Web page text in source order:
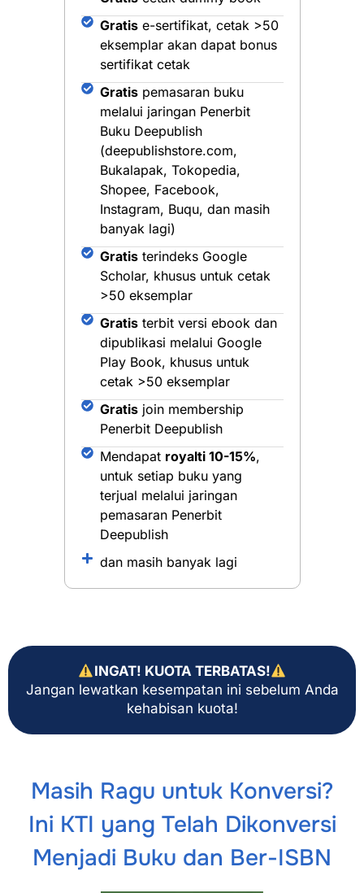
Gratis e-sertifikat, cetak >50
eksemplar akan dapat bonus
sertifikat cetak
Gratis pemasaran buku
melalui jaringan Penerbit
Buku Deepublish
(deepublishstore.com,
Bukalapak, Tokopedia,
Shopee, Facebook,
Instagram, Buqu, dan masih
banyak lagi)
Gratis terindeks Google
Scholar, khusus untuk cetak
>50 eksemplar
Gratis terbit versi ebook dan
dipublikasi melalui Google
Play Book, khusus untuk
cetak >50 eksemplar
Gratis join membership
Penerbit Deepublish
Mendapat royalti 10-15%,
untuk setiap buku yang
terjual melalui jaringan
pemasaran Penerbit
Deepublish
dan masih banyak lagi
INGAT! KUOTA TERBATAS!
Jangan lewatkan kesempatan ini sebelum Anda
kehabisan kuota!
Masih Ragu untuk Konversi?
Ini KTI yang Telah Dikonversi
Menjadi Buku dan Ber-ISBN